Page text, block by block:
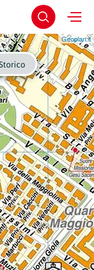
Geoplan.it